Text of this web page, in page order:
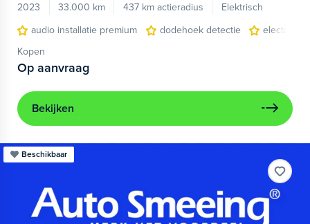
2023
33.000 km 437 km actieradius
Elektrisch
audio installatie premium
dodehoek detectie
electronic
Kopen
Op aanvraag
Bekijken
Beschikbaar